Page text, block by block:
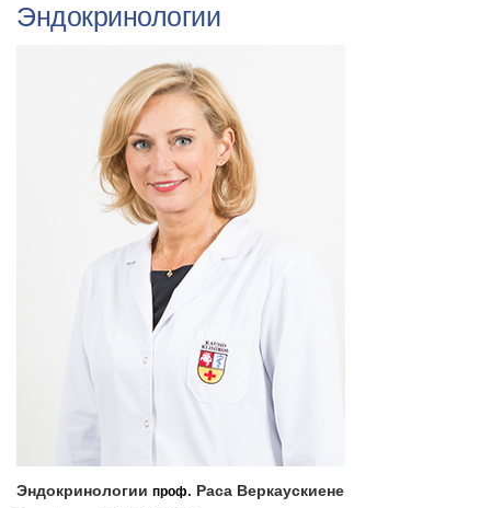
Эндокринологии
Эндокринологии проф. Раса Веркаускиене